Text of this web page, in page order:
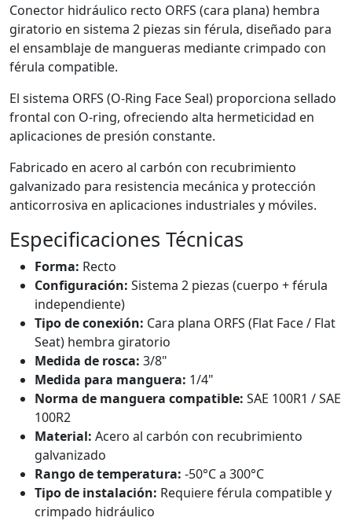
Conector hidráulico recto ORFS (cara plana) hembra
giratorio en sistema 2 piezas sin férula, diseñado para
el ensamblaje de mangueras mediante crimpado con
férula compatible.
El sistema ORFS (O-Ring Face Seal) proporciona sellado
frontal con O-ring, ofreciendo alta hermeticidad en
aplicaciones de presión constante.
Fabricado en acero al carbón con recubrimiento
galvanizado para resistencia mecánica y protección
anticorrosiva en aplicaciones industriales y móviles.
Especificaciones Técnicas
Forma: Recto
Configuración: Sistema 2 piezas (cuerpo + férula
independiente)
Tipo de conexión: Cara plana ORFS (Flat Face / Flat
Seat) hembra giratorio
Medida de rosca: 3/8"
Medida para manguera: 1/4"
Norma de manguera compatible: SAE 100R1 / SAE
100R2
Material: Acero al carbón con recubrimiento
galvanizado
Rango de temperatura: -50°C a 300°C
Tipo de instalación: Requiere férula compatible y
crimpado hidráulico